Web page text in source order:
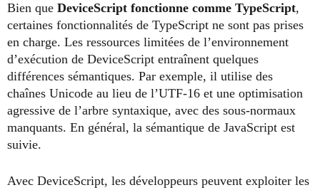
Bien que DeviceScript fonctionne comme TypeScript,
certaines fonctionnalités de TypeScript ne sont pas prises
en charge. Les ressources limitées de l’environnement
d’exécution de DeviceScript entraînent quelques
différences sémantiques. Par exemple, il utilise des
chaînes Unicode au lieu de l’UTF-16 et une optimisation
agressive de l’arbre syntaxique, avec des sous-normaux
manquants. En général, la sémantique de JavaScript est
suivie.
Avec DeviceScript, les développeurs peuvent exploiter les